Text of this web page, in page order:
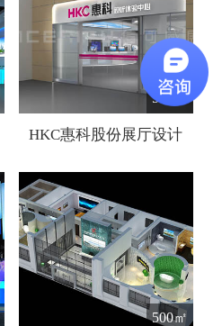
500㎡
HKC惠科股份展厅设计
500㎡